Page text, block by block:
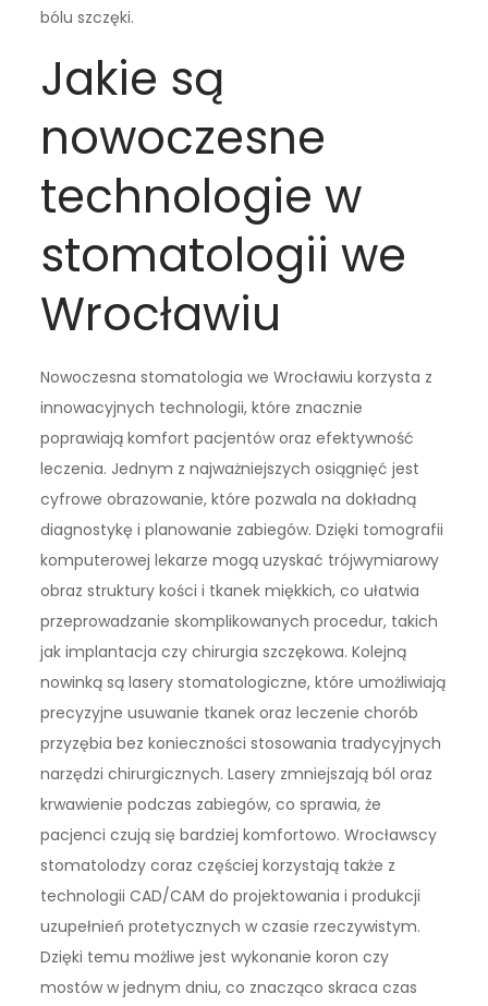
bólu szczęki.
Jakie są
nowoczesne
technologie w
stomatologii we
Wrocławiu
Nowoczesna stomatologia we Wrocławiu korzysta z
innowacyjnych technologii, które znacznie
poprawiają komfort pacjentów oraz efektywność
leczenia. Jednym z najważniejszych osiągnięć jest
cyfrowe obrazowanie, które pozwala na dokładną
diagnostykę i planowanie zabiegów. Dzięki tomografii
komputerowej lekarze mogą uzyskać trójwymiarowy
obraz struktury kości i tkanek miękkich, co ułatwia
przeprowadzanie skomplikowanych procedur, takich
jak implantacja czy chirurgia szczękowa. Kolejną
nowinką są lasery stomatologiczne, które umożliwiają
precyzyjne usuwanie tkanek oraz leczenie chorób
przyzębia bez konieczności stosowania tradycyjnych
narzędzi chirurgicznych. Lasery zmniejszają ból oraz
krwawienie podczas zabiegów, co sprawia, że
pacjenci czują się bardziej komfortowo. Wrocławscy
stomatolodzy coraz częściej korzystają także z
technologii CAD/CAM do projektowania i produkcji
uzupełnień protetycznych w czasie rzeczywistym.
Dzięki temu możliwe jest wykonanie koron czy
mostów w jednym dniu, co znacząco skraca czas